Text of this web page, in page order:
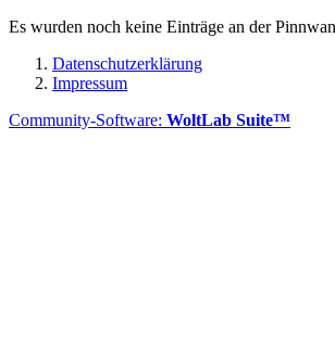
Es wurden noch keine Einträge an der
Datenschutzerklärung
Impressum
Community-Software: WoltLab Suite™